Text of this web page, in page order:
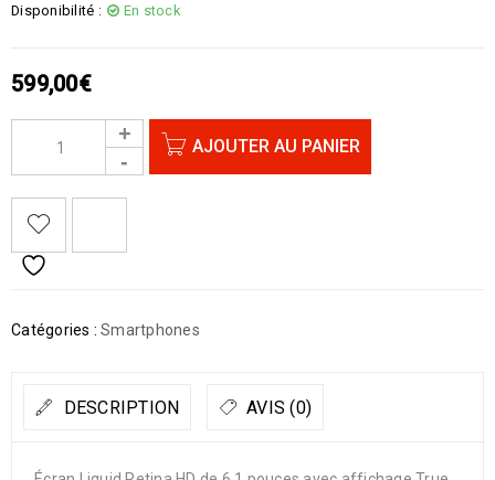
Disponibilité : En stock
599,00€
AJOUTER AU PANIER
Catégories : Smartphones
DESCRIPTION AVIS (0)